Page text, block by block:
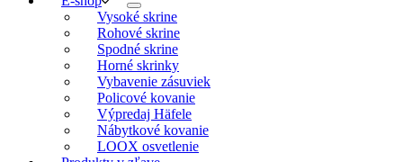
Vysoké skrine
Rohové skrine
Spodné skrine
Horné skrinky
Vybavenie zásuviek
Policové kovanie
Výpredaj Häfele
Nábytkové kovanie
LOOX osvetlenie